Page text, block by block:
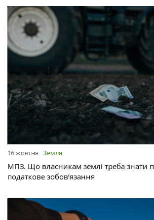
16 жовтня Земля
МПЗ. Що власникам землі треба знати
податкове зобов’язання